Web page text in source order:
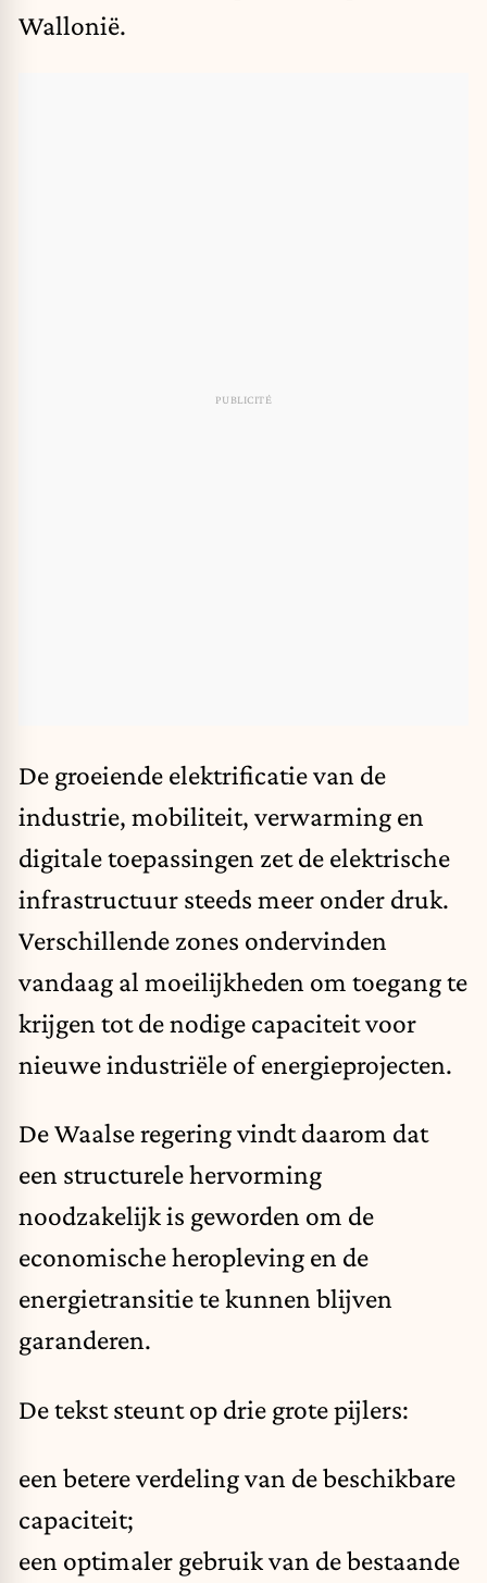
Wallonië.
De groeiende elektrificatie van de
industrie, mobiliteit, verwarming en
digitale toepassingen zet de elektrische
infrastructuur steeds meer onder druk.
Verschillende zones ondervinden
vandaag al moeilijkheden om toegang te
krijgen tot de nodige capaciteit voor
nieuwe industriële of energieprojecten.
De Waalse regering vindt daarom dat
een structurele hervorming
noodzakelijk is geworden om de
economische heropleving en de
energietransitie te kunnen blijven
garanderen.
De tekst steunt op drie grote pijlers:
een betere verdeling van de beschikbare
capaciteit;
een optimaler gebruik van de bestaande